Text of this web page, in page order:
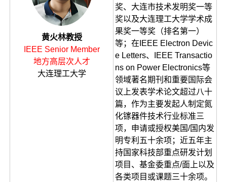
黄火林教授
IEEE Senior Member
地方高层次人才
大连理工大学
奖、大连市技术发明奖一等
奖以及大连理工大学学术成
果奖一等奖（排名第一）
等；在IEEE Electron Devic
e Letters、IEEE Transactio
ns on Power Electronics等
领域著名期刊和重要国际会
议上发表学术论文超过八十
篇，作为主要发起人制定氮
化镓器件技术行业标准三
项，申请或授权美国/国内发
明专利五十余项；近五年主
持国家科技部重点研发计划
项目、基金委重点/面上以及
各类项目或课题三十余项。